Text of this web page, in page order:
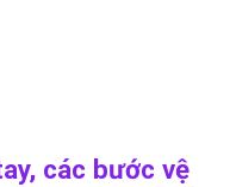
các bước vệ